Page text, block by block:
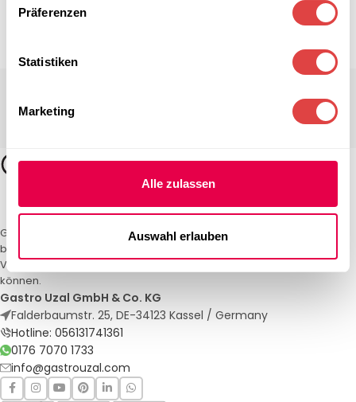
Präferenzen
Statistiken
Marketing
Alle zulassen
Auswahl erlauben
Gastro Uzal – Ihr Spezialist für Gastronomiemöbel und -textilien. Wir
bieten maßgeschneiderte Lösungen für Restaurants, Hotels und
Veranstaltungen. Qualität und Service, auf die Sie sich verlassen
können.
Gastro Uzal GmbH & Co. KG
Falderbaumstr. 25, DE-34123 Kassel / Germany
Hotline: 056131741361
0176 7070 1733
info@gastrouzal.com